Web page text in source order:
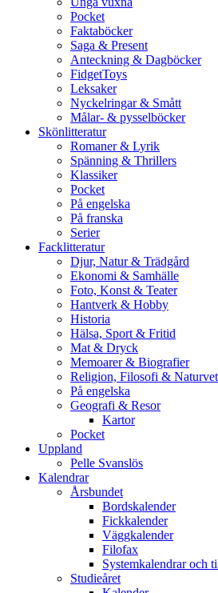
Pocket
Faktaböcker
Saga & Present
Anteckning & Dagböcker
FidgetToys
Leksaker
Nyckelringar & Smått
Målar- & pysselböcker
Skönlitteratur
Romaner & Lyrik
Spänning & Thrillers
Klassiker
Pocket
På engelska
På franska
Serier
Facklitteratur
Djur, Natur & Trädgård
Ekonomi & Samhälle
Foto, Konst & Teater
Hantverk & Hobby
Historia
Hälsa, Sport & Fritid
Mat & Dryck
Memoarer & Biografier
Religion, Filosofi &
På engelska
Geografi & Resor
Kartor
Pocket
Uppland
Pelle Svanslös
Kalendrar
Årsbundet
Bordskalender
Fickkalender
Väggkalender
Filofax
Systemkalendrar och
Studieåret